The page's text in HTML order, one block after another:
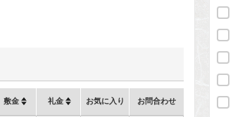
敷金 礼金 お気に入り お問合わせ